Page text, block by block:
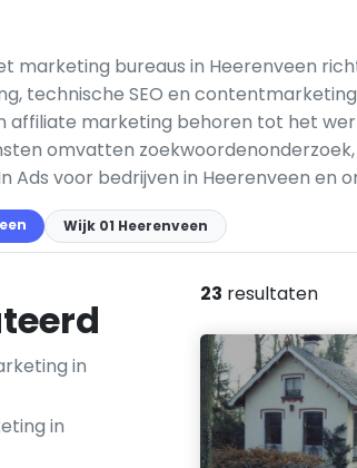
marketing bureaus in Heerenveen
technische SEO en
affiliate marketing behoren tot het
omvatten
Ads voor bedrijven in Heerenveen en
Wijk 01 Heerenveen
in
in
23 resultaten